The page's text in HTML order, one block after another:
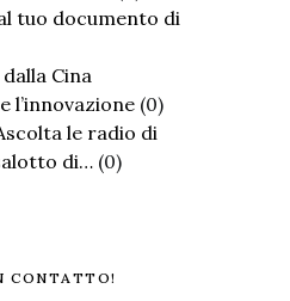
tuo documento di
Cina
l’innovazione (0)
le radio di
di… (0)
CONTATTO!